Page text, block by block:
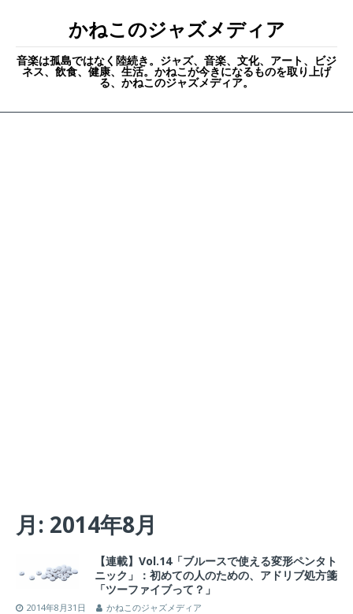
かねこのジャズメディア
音楽は孤島ではなく陸続き。ジャズ、音楽、文化、アート、ビジ
ネス、飲食、健康、生活。かねこが今きになるものを取り上げ
る、かねこのジャズメディア。
月: 2014年8月
【連載】Vol.14「ブルースで使える変形ペンタト
ニック」：初めての人のための、アドリブ処方箋
「ツーファイブって？」
2014年8月31日 かねこのジャズメディア